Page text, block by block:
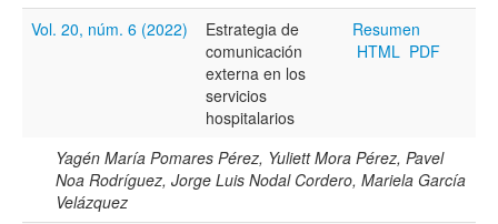
Vol. 20, núm. 6 (2022)
Estrategia de
comunicación
externa en los
servicios
hospitalarios
Resumen
HTML PDF
Yagén María Pomares Pérez, Yuliett Mora Pérez, Pavel
Noa Rodríguez, Jorge Luis Nodal Cordero, Mariela García
Velázquez